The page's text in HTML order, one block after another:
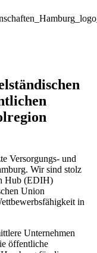
Versorgungs- und
Wir sind stolz
Hub (EDIH)
Union
in
Unternehmen
öffentliche